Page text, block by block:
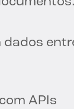
dados
APIs